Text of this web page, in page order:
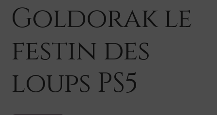
Goldorak le
festin des
loups PS5